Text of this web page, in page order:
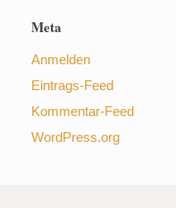
Meta
Anmelden
Eintrags-Feed
Kommentar-Feed
WordPress.org